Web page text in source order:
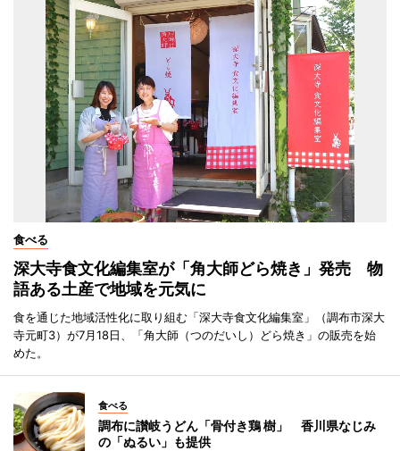
食べる
深大寺食文化編集室が「角大師どら焼き」発売 物
語ある土産で地域を元気に
食を通じた地域活性化に取り組む「深大寺食文化編集室」（調布市深大
寺元町3）が7月18日、「角大師（つのだいし）どら焼き」の販売を始
めた。
食べる
調布に讃岐うどん「骨付き鶏 樹」 香川県なじみ
の「ぬるい」も提供